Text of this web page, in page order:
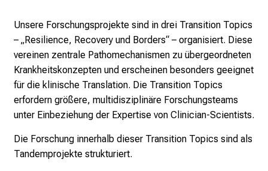
Unsere Forschungsprojekte sind in drei Transition Topics
– „Resilience, Recovery und Borders“ – organisiert. Diese
vereinen zentrale Pathomechanismen zu übergeordneten
Krankheitskonzepten und erscheinen besonders geeignet
für die klinische Translation. Die Transition Topics
erfordern größere, multidisziplinäre Forschungsteams
unter Einbeziehung der Expertise von Clinician-Scientists.
Die Forschung innerhalb dieser Transition Topics sind als
Tandemprojekte strukturiert.